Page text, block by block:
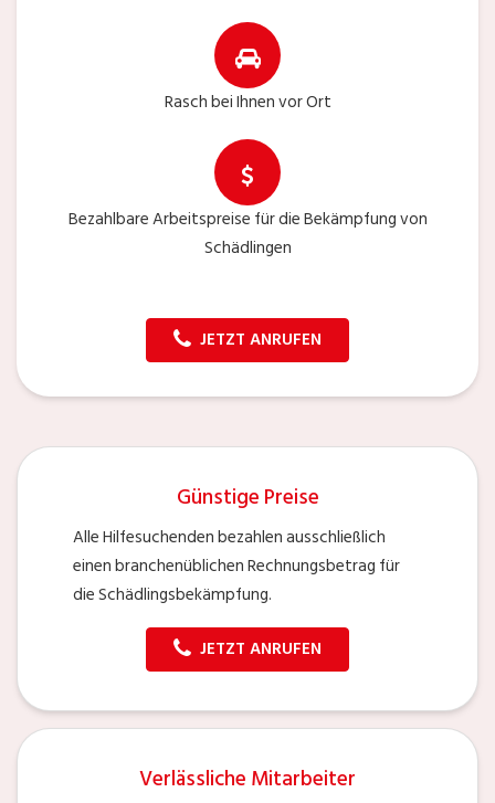
Rasch bei Ihnen vor Ort
Bezahlbare Arbeitspreise für die Bekämpfung von
Schädlingen
JETZT ANRUFEN
Günstige Preise
Alle Hilfesuchenden bezahlen ausschließlich
einen branchenüblichen Rechnungsbetrag für
die Schädlingsbekämpfung.
JETZT ANRUFEN
Verlässliche Mitarbeiter